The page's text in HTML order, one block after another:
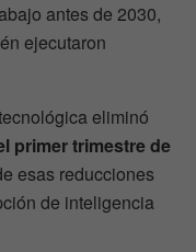
antes de 2030,
ejecutaron
eliminó
primer trimestre de
esas reducciones
de inteligencia